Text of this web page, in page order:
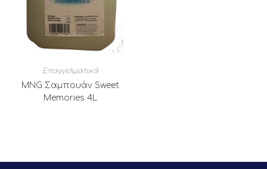
Επαγγελματικά
MNG Σαμπουάν Sweet
Memories 4L